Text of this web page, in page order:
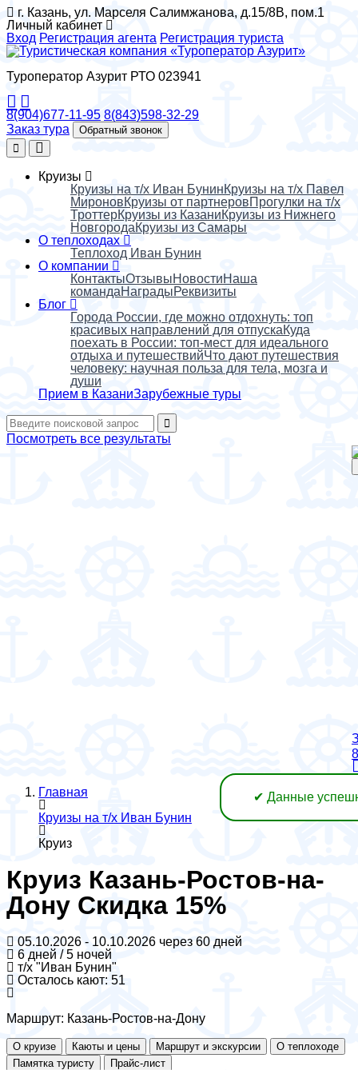
г. Казань, ул. Марселя Салимжанова, д.15/8В, пом.1
Личный кабинет
Вход Регистрация агента Регистрация туриста
Туроператор Азурит РТО 023941
8(904)677-11-95 8(843)598-32-29
Заказ тура
Обратный звонок
Круизы
Круизы на т/х Иван БунинКруизы на т/х Павел
МироновКруизы от партнеровПрогулки на т/х
ТроттерКруизы из КазаниКруизы из Нижнего
НовгородаКруизы из Самары
О теплоходах
Теплоход Иван Бунин
О компании
КонтактыОтзывыНовостиНаша
командаНаградыРеквизиты
Блог
Города России, где можно отдохнуть: топ
красивых направлений для отпускаКуда
поехать в России: топ‑мест для идеального
отдыха и путешествийЧто дают путешествия
человеку: научная польза для тела, мозга и
души
Прием в КазаниЗарубежные туры
Посмотреть все результаты
✔ Данные
Главная
Круизы на т/х Иван Бунин
Круиз
Круиз Казань-Ростов-на-
Дону Скидка 15%
05.10.2026 - 10.10.2026 через 60 дней
6 дней / 5 ночей
т/х "Иван Бунин"
Осталось кают: 51
Маршрут: Казань-Ростов-на-Дону
О круизе Каюты и цены Маршрут и экскурсии
О теплоходе
Памятка туристу
Прайс-лист